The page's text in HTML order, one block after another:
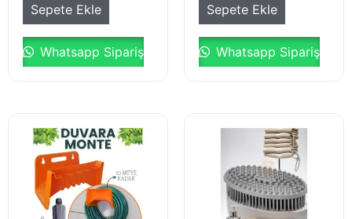
Sepete Ekle
Whatsapp Sipariş
Sepete Ekle
Whatsapp Sipariş